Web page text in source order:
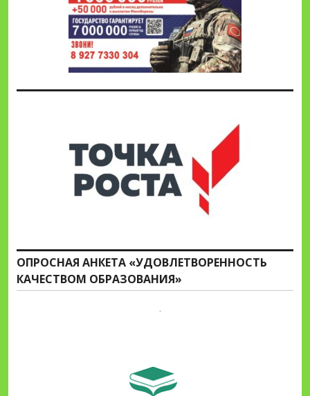
ОПРОСНАЯ АНКЕТА «УДОВЛЕТВОРЕННОСТЬ
КАЧЕСТВОМ ОБРАЗОВАНИЯ»